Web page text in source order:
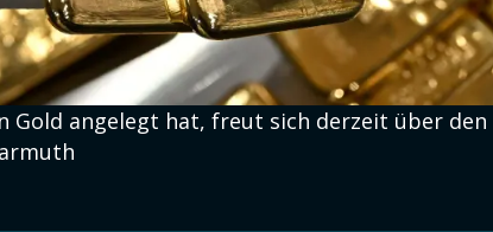
Gold angelegt hat, freut sich derzeit über